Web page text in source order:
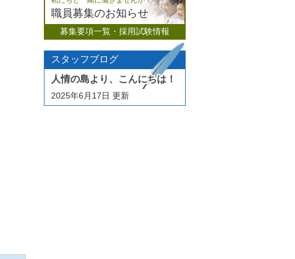
職員募集のお知らせ
募集要項一覧・採用試験情報
スタッフブログ
人情の島より、こんにちは！
2025年6月17日 更新